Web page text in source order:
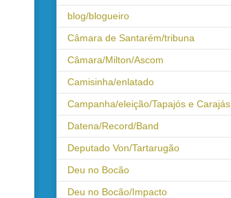
blog/blogueiro
Câmara de Santarém/tribuna
Câmara/Milton/Ascom
Camisinha/enlatado
Campanha/eleição/Tapajós e Carajás
Datena/Record/Band
Deputado Von/Tartarugão
Deu no Bocão
Deu no Bocão/Impacto